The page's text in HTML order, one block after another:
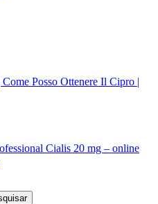
Posso Ottenere Il Cipro |
Cialis 20 mg – online